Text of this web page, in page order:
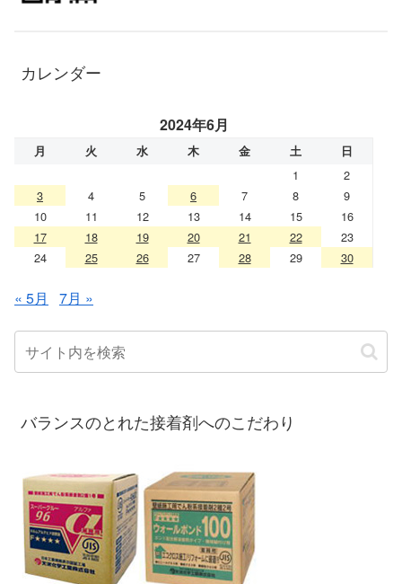
カレンダー
2024年6月
月 火 水 木 金 土 日
1
2
3
4 5 6 7 8
9
10
11 12 13 14 15
16
17
18 19 20 21 22
23
24
25 26 27 28 29 30
« 5月 7月 »
バランスのとれた接着剤へのこだわり